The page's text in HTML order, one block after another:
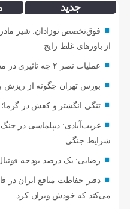
جدید
فوق‌تخصص نوزادان: شیر مادر
از باورهای غلط رایج
عملیات نصر ۲ چه تاثیری در معادلات جنگ داشت؟ *سعدالله زارعی
بورس تهران چگونه از ریزش
تنگی انگشتر و کفش در
غریب‌آبادی: دیپلماسی در جنگ
شرایط جنگی
رضایی: یک درصد بودجه فوتبال
دفتر حفاظت منافع ایران در
می‌کند که خودش ویران کرد